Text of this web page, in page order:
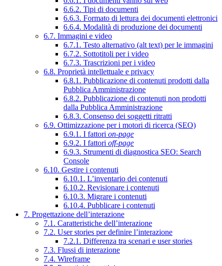
6.6.2. Tipi di documenti
6.6.3. Formato di lettura dei documenti elettronici
6.6.4. Modalità di produzione dei documenti
6.7. Immagini e video
6.7.1. Testo alternativo (alt text) per le immagini
6.7.2. Sottotitoli per i video
6.7.3. Trascrizioni per i video
6.8. Proprietà intellettuale e privacy
6.8.1. Pubblicazione di contenuti prodotti dalla
Pubblica Amministrazione
6.8.2. Pubblicazione di contenuti non prodotti
dalla Pubblica Amministrazione
6.8.3. Consenso dei soggetti ritratti
6.9. Ottimizzazione per i motori di ricerca (SEO)
6.9.1. I fattori on-page
6.9.2. I fattori off-page
6.9.3. Strumenti di diagnostica SEO: Search
Console
6.10. Gestire i contenuti
6.10.1. L’inventario dei contenuti
6.10.2. Revisionare i contenuti
6.10.3. Migrare i contenuti
6.10.4. Pubblicare i contenuti
7. Progettazione dell’interazione
7.1. Caratteristiche dell’interazione
7.2. User stories per definire l’interazione
7.2.1. Differenza tra scenari e user stories
7.3. Flussi di interazione
7.4. Wireframe